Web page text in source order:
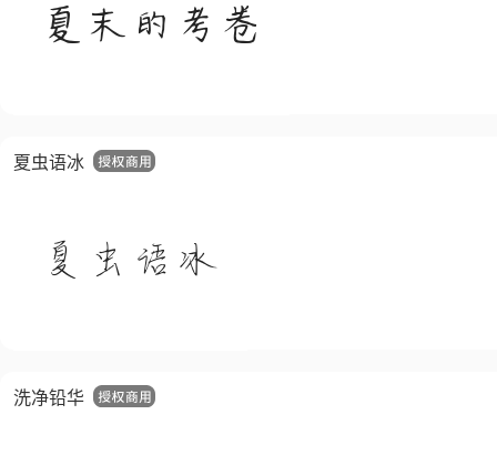
夏虫语冰
洗净铅华